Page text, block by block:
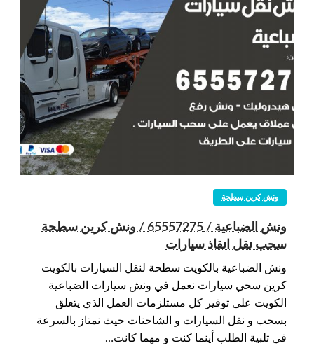
ونش كرين سطحة
ونش الضباعية / 65557275 / ونش كرين سطحة
سحب نقل انقاذ سيارات
ونش الضباعية بالكويت سطحة لنقل السيارات بالكويت
كرين سحي سيارات نعمل في ونش سيارات الضباعية
الكويت على توفير كل مستلزمات العمل الذي يتعلق
بسحب و نقل السيارات و الشاحنات حيث نمتاز بالسرعة
في تلبية الطلب أينما كنت و مهما كانت…